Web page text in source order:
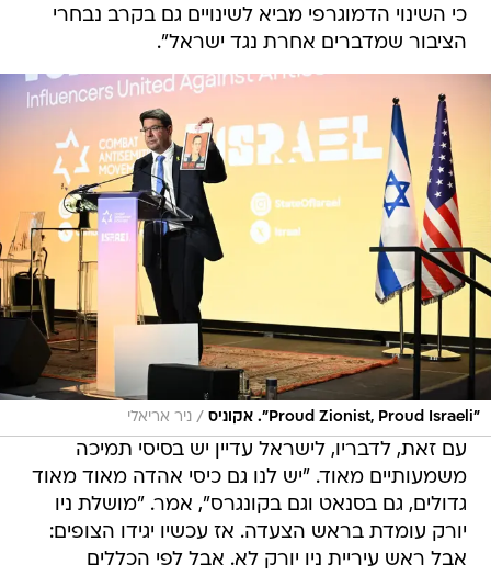
כי השינוי הדמוגרפי מביא לשינויים גם בקרב נבחרי
הציבור שמדברים אחרת נגד ישראל".
"Proud Zionist, Proud Israeli". אקוניס / ניר אריאלי
עם זאת, לדבריו, לישראל עדיין יש בסיסי תמיכה
משמעותיים מאוד. "יש לנו גם כיסי אהדה מאוד מאוד
גדולים, גם בסנאט וגם בקונגרס", אמר. "מושלת ניו
יורק עומדת בראש הצעדה. אז עכשיו יגידו הצופים:
אבל ראש עיריית ניו יורק לא. אבל לפי הכללים